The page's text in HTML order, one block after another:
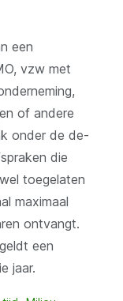
een
vzw met
of andere
onder de de-
die
toegelaten
maximaal
ontvangt.
een
jaar.